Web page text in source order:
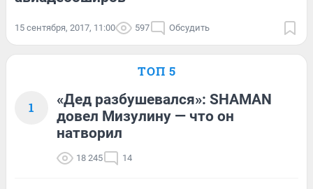
15 сентября, 2017, 11:00 597 Обсудить
ТОП 5
1
«Дед разбушевался»: SHAMAN
довел Мизулину — что он
натворил
18 245 14